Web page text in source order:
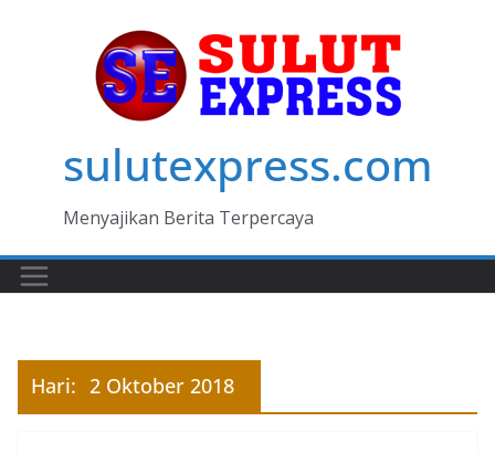
sulutexpress.com
Menyajikan Berita Terpercaya
Hari: 2 Oktober 2018